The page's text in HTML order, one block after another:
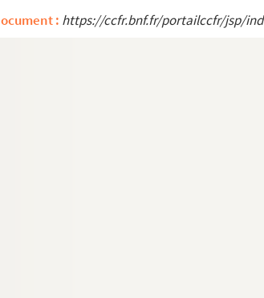
: https://ccfr.bnf.fr/portailccfr/jsp/